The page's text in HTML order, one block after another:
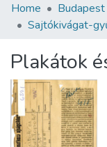
Communities &
Statistics
About us
Home
Sajtókivágat-
Plakátok